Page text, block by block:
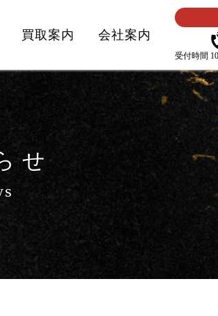
買取案内 会社案内
受付時間
せ